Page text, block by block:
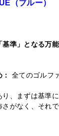
（ブルー）
準」となる万
全てのゴルフ
、まずは基準
さがなく、それ